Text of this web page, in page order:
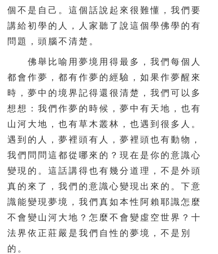
個不是自己。這個話說起來很難懂，我們要
講給初學的人，人家聽了說這個學佛學的有
問題，頭腦不清楚。
佛舉比喻用夢境用得最多，我們每個人
都會作夢，都有作夢的經驗，如果作夢醒來
時，夢中的境界記得還很清楚，我們可以多
想想：我們作夢的時候，夢中有天地，也有
山河大地，也有草木叢林，也遇到很多人。
遇到的人，夢裡頭有人，夢裡頭也有動物，
我們問問這都從哪來的？現在是你的意識心
變現的。這話講得也有幾分道理，不是外頭
真的來了，我們的意識心變現出來的。下意
識能變現夢境，我們真如本性阿賴耶識怎麼
不會變山河大地？怎麼不會變虛空世界？十
法界依正莊嚴是我們自性的夢境，不是別
的。